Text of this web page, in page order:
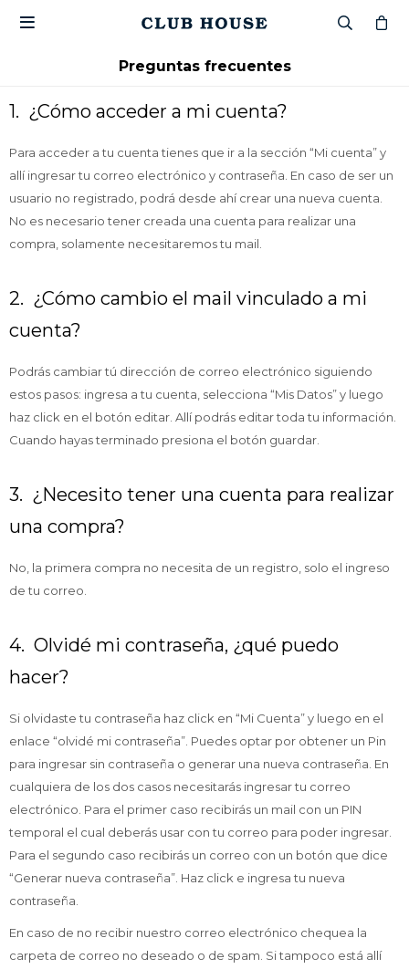

Preguntas frecuentes
1. ¿Cómo acceder a mi cuenta?
Para acceder a tu cuenta tienes que ir a la sección “Mi cuenta” y
allí ingresar tu correo electrónico y contraseña. En caso de ser un
usuario no registrado, podrá desde ahí crear una nueva cuenta.
No es necesario tener creada una cuenta para realizar una
compra, solamente necesitaremos tu mail.
2. ¿Cómo cambio el mail vinculado a mi
cuenta?
Podrás cambiar tú dirección de correo electrónico siguiendo
estos pasos: ingresa a tu cuenta, selecciona “Mis Datos” y luego
haz click en el botón editar. Allí podrás editar toda tu información.
Cuando hayas terminado presiona el botón guardar.
3. ¿Necesito tener una cuenta para realizar
una compra?
No, la primera compra no necesita de un registro, solo el ingreso
de tu correo.
4. Olvidé mi contraseña, ¿qué puedo
hacer?
Si olvidaste tu contraseña haz click en “Mi Cuenta” y luego en el
enlace “olvidé mi contraseña”. Puedes optar por obtener un Pin
para ingresar sin contraseña o generar una nueva contraseña. En
cualquiera de los dos casos necesitarás ingresar tu correo
electrónico. Para el primer caso recibirás un mail con un PIN
temporal el cual deberás usar con tu correo para poder ingresar.
Para el segundo caso recibirás un correo con un botón que dice
“Generar nueva contraseña”. Haz click e ingresa tu nueva
contraseña.
En caso de no recibir nuestro correo electrónico chequea la
carpeta de correo no deseado o de spam. Si tampoco está allí